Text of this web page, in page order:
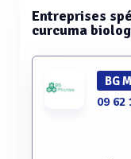
Entreprises
curcuma
BG
09 62